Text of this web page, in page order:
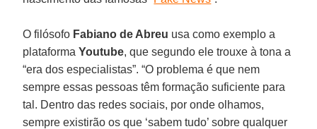
O filósofo Fabiano de Abreu usa como exemplo a
plataformaYoutube, que segundo ele trouxe à tona a
“era dos especialistas”. “O problema é que nem
sempre essas pessoas têm formação suficiente para
tal. Dentro das redes sociais, por onde olhamos,
sempre existirão os que ‘sabem tudo’ sobre qualquer